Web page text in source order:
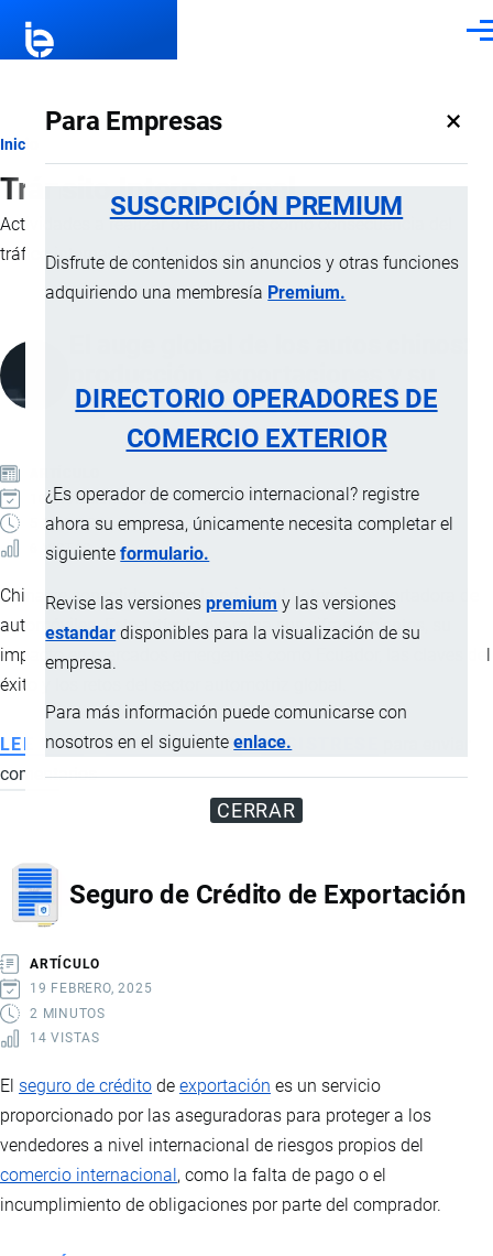
Para Empresas ×
SUSCRIPCIÓN PREMIUM
Disfrute de contenidos sin anuncios y otras funciones
adquiriendo una membresía Premium.
DIRECTORIO OPERADORES DE
COMERCIO EXTERIOR
¿Es operador de comercio internacional? registre
ahora su empresa, únicamente necesita completar el
siguienteformulario.
Revise las versionespremium y las versiones
estandar disponibles para la visualización de su
empresa.
Para más información puede comunicarse con
nosotros en el siguienteenlace.
CERRAR
Ruta
de
navegación
Inicio
Tránsito Internacional
Actividades a realizar o realizadas como consecuencia del
tráfico internacional de mercancías.
impacto en Ecuador
10 DICIEMBRE, 2025
5 MINUTOS
6 VISTAS
China se consolida como la principal potencia exportadora de
automóviles. Este artículo examina sus cifras recientes, su
impacto en mercados emergentes como Ecuador, las claves del
éxito y los retos del sector automotriz global.
LEE MÁSSOBRE
EL
LOS
PRODUCCIÓN,
EXPORTACIONES
Y
IMPACTO
INICIE SESIÓNoREGISTRESE
comentarios
Seguro de Crédito de Exportación
ARTÍCULO
19 FEBRERO, 2025
2 MINUTOS
14 VISTAS
El seguro de crédito de exportación es un servicio
proporcionado por las aseguradoras para proteger a los
vendedores a nivel internacional de riesgos propios del
comercio internacional, como la falta de pago o el
incumplimiento de obligaciones por parte del comprador.